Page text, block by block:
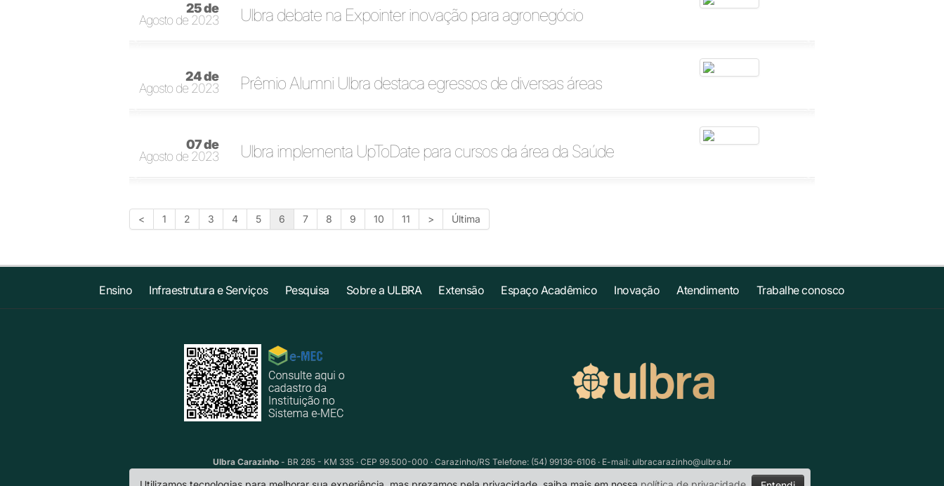
25 de
Agosto de 2023
Ulbra debate na Expointer inovação para agronegócio
24 de
Agosto de 2023
Prêmio Alumni Ulbra destaca egressos de diversas áreas
07 de
Agosto de 2023
Ulbra implementa UpToDate para cursos da área da Saúde
< 1 2 3 4 5 6 7 8 9 10 11 > Última
Ensino Infraestrutura e Serviços Pesquisa Sobre a ULBRA Extensão Espaço Acadêmico Inovação Atendimento Trabalhe conosco
Ulbra Carazinho- BR 285 - KM 335 · CEP 99.500-000 · Carazinho/RS Telefone: (54) 99136-6106 · E-mail: ulbracarazinho@ulbra.br